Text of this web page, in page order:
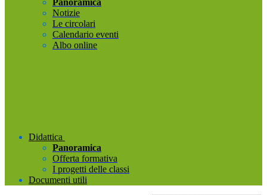
Panoramica
Notizie
Le circolari
Calendario eventi
Albo online
Didattica
Panoramica
Offerta formativa
I progetti delle classi
Documenti utili